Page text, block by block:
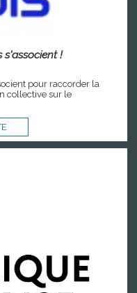
s'associent !
pour raccorder la
collective sur le